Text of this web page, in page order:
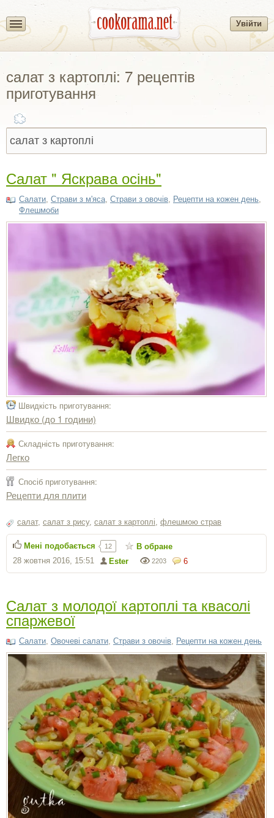
Увійти
салат з картоплі: 7 рецептів
приготування
Салат " Яскрава осінь"
Салати, Страви з м'яса, Страви з овочів, Рецепти на кожен день,
Флешмоби
Швидкість приготування:
Швидко (до 1 години)
Складність приготування:
Легко
Спосіб приготування:
Рецепти для плити
салат, салат з рису, салат з картоплі флешмою страв
6
2203
Ester
28 жовтня 2016, 15:51
Мені подобається 12 В обране
Салат з молодої картоплі та квасолі
спаржевої
Салати Овочеві салати Страви з овочів Рецепти на кожен день